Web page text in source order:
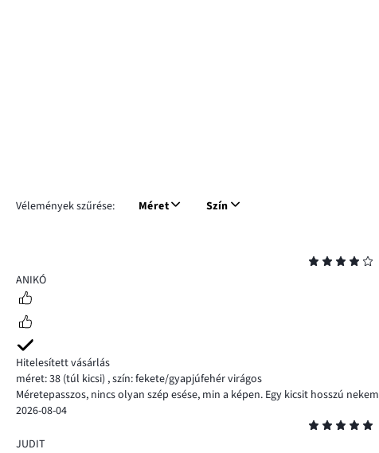
Vélemények szűrése: Méret Szín
4
ANIKÓ
Hitelesített vásárlás
méret: 38 (túl kicsi) ,szín: fekete/gyapjúfehér virágos
Méretepasszos, nincs olyan szép esése, min a képen. Egy kicsit hosszú
2026-08-04
5
JUDIT